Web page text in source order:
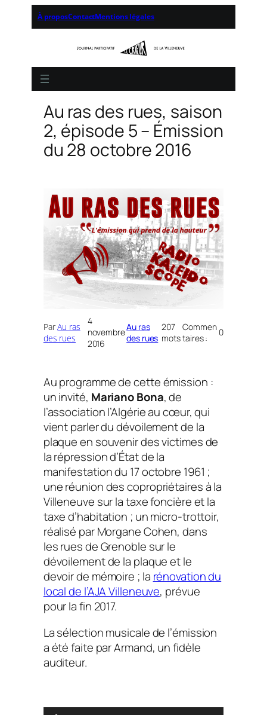
À proposContactMentions légales
Au ras des rues, saison
2, épisode 5 – Émission
du 28 octobre 2016
ParAu ras
des rues
4
novembre
2016
Au ras
des rues
207
mots
Commen
taires :
0
Au programme de cette émission :
un invité, Mariano Bona, de
l’association l’Algérie au cœur, qui
vient parler du dévoilement de la
plaque en souvenir des victimes de
la répression d’État de la
manifestation du 17 octobre 1961 ;
une réunion des copropriétaires à la
Villeneuve sur la taxe foncière et la
taxe d’habitation ; un micro-trottoir,
réalisé par Morgane Cohen, dans
les rues de Grenoble sur le
dévoilement de la plaque et le
devoir de mémoire ; la rénovation du
local de l’AJA Villeneuve, prévue
pour la fin 2017.
La sélection musicale de l’émission
a été faite par Armand, un fidèle
auditeur.